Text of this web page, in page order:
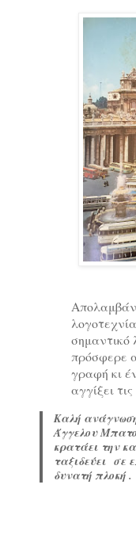
σημαντικό
πρόσφερε
γραφή κι
αγγίξει
Καλή ανάγνωση
Άγγελου
κρατάει την
ταξιδεύει σε
δυνατή πλοκή .